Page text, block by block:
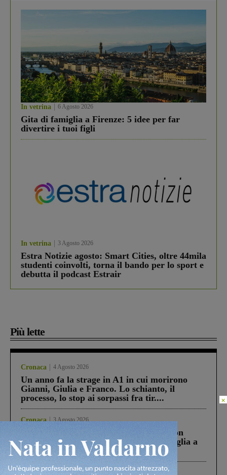
In vetrina 6 Agosto 2026
Gita di famiglia a Firenze: 5 idee per far
divertire i tuoi figli
In vetrina 3 Agosto 2026
Estra Notizie agosto: Smart Cities, oltre 44mila
studenti coinvolti, torna il bando per lo sport e
debutta il podcast Estrair
Più lette
Cronaca 4 Agosto 2026
Un anno fa la strage in A1 in cui morirono
Gianni, Giulia e Franco. Lo schianto, il
processo, lo stop ai sorpassi fra tir....
Cronaca 3 Agosto 2026
Scomparso da una struttura di Castiglion
Fiorentino l’uomo che aveva ucciso la figlia a
Levane nel 2020
Cronaca 5 Agosto 2026
×